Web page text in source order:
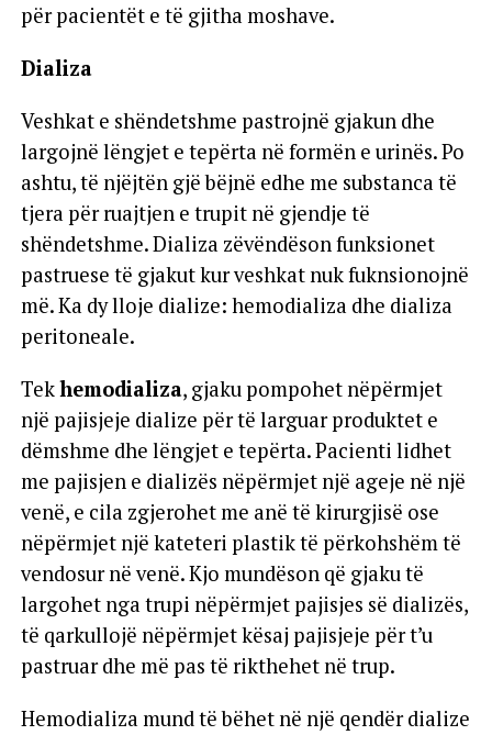
për pacientët e të gjitha moshave.
Dializa
Veshkat e shëndetshme pastrojnë gjakun dhe
largojnë lëngjet e tepërta në formën e urinës. Po
ashtu, të njëjtën gjë bëjnë edhe me substanca të
tjera për ruajtjen e trupit në gjendje të
shëndetshme. Dializa zëvëndëson funksionet
pastruese të gjakut kur veshkat nuk fuknsionojnë
më. Ka dy lloje dialize: hemodializa dhe dializa
peritoneale.
Tekhemodializa, gjaku pompohet nëpërmjet
një pajisjeje dialize për të larguar produktet e
dëmshme dhe lëngjet e tepërta. Pacienti lidhet
me pajisjen e dializës nëpërmjet një ageje në një
venë, e cila zgjerohet me anë të kirurgjisë ose
nëpërmjet një kateteri plastik të përkohshëm të
vendosur në venë. Kjo mundëson që gjaku të
largohet nga trupi nëpërmjet pajisjes së dializës,
të qarkullojë nëpërmjet kësaj pajisjeje për t’u
pastruar dhe më pas të rikthehet në trup.
Hemodializa mund të bëhet në një qendër dialize